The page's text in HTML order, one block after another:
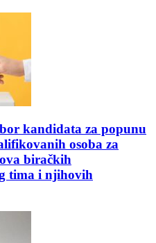
kandidata za popunu
osoba za
biračkih
tima i njihovih